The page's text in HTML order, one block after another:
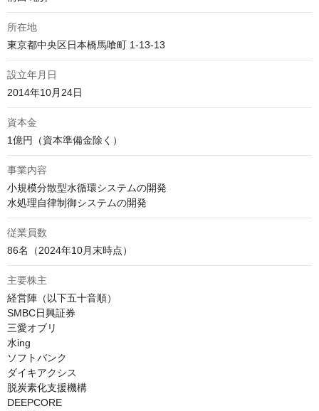
所在地
東京都中央区日本橋馬喰町 1-13-13
設立年月日
2014年10月24日
資本金
1億円（資本準備金除く）
事業内容
小規模分散型水循環システムの開発
水処理自律制御システムの開発
従業員数
86名（2024年10月末時点）
主要株主
経営陣（以下五十音順）
SMBC日興証券
三愛オブリ
水ing
ソフトバンク
ダイキアクシス
脱炭素化支援機構
DEEPCORE